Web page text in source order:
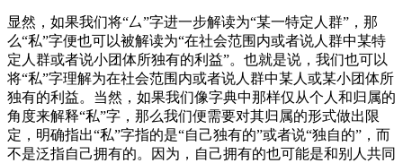
显然，如果我们将“厶”字进一步解读为“某一特定人群”，那
么“私”字便也可以被解读为“在社会范围内或者说人群中某特
定人群或者说小团体所独有的利益”。也就是说，我们也可以
将“私”字理解为在社会范围内或者说人群中某人或某小团体所
独有的利益。当然，如果我们像字典中那样仅从个人和归属的
角度来解释“私”字，那么我们便需要对其归属的形式做出限
定，明确指出“私”字指的是“自己独有的”或者说“独自的”，而
不是泛指自己拥有的。因为，自己拥有的也可能是和别人共同